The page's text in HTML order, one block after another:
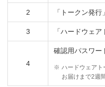
2 「トークン発行
3 「ハードウェ
4
確認用パスワー
※ ハードウェアト
お届けまで2週